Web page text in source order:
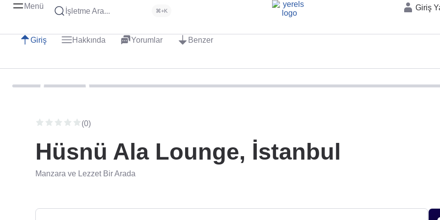
Menü
İşletme Ara... ⌘+K Giriş
Giriş Hakkında Yorumlar Benzer
(0)
Hüsnü Ala Lounge, İstanbul
Manzara ve Lezzet Bir Arada